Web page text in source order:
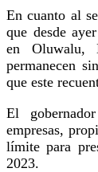
En cuanto al
que desde
en Oluwalu,
permanecen
que este
El
empresas,
límite para
2023.